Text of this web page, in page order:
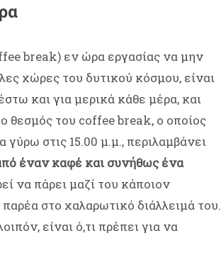
break) εν ώρα εργασίας να μην
χώρες του δυτικού κόσμου, είναι
και για μερικά κάθε μέρα, και
θεσμός του coffee break, ο οποίος
στις 15.00 μ.μ., περιλαμβάνει
έναν καφέ και συνήθως ένα
να πάρει μαζί του κάποιον
στο χαλαρωτικό διάλλειμά του.
είναι ό,τι πρέπει για να